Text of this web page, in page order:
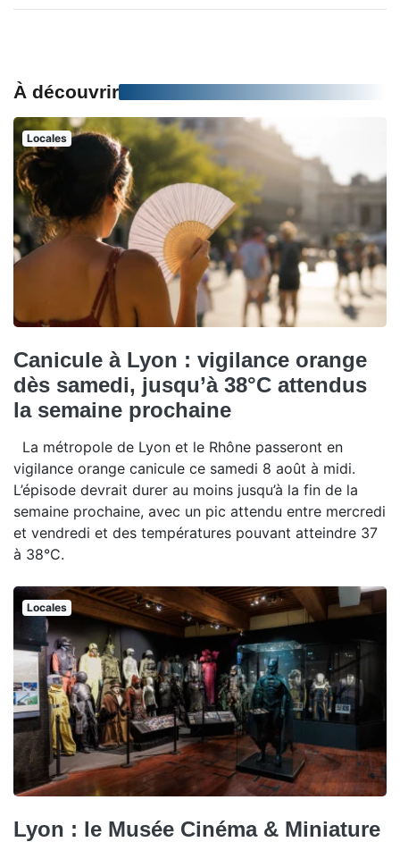
À découvrir
Locales
Canicule à Lyon : vigilance orange
dès samedi, jusqu’à 38°C attendus
la semaine prochaine
La métropole de Lyon et le Rhône passeront en
vigilance orange canicule ce samedi 8 août à midi.
L’épisode devrait durer au moins jusqu’à la fin de la
semaine prochaine, avec un pic attendu entre mercredi
et vendredi et des températures pouvant atteindre 37
à 38°C.
Locales
Lyon : le Musée Cinéma & Miniature